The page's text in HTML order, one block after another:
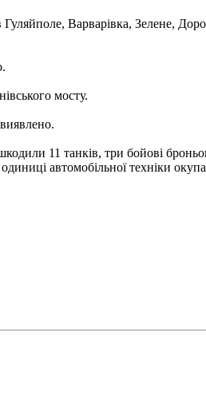
Варварівка, Зелене,
мосту.
11 танків, три бойові
автомобільної техніки